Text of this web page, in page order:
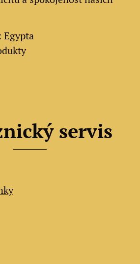
Egypta
servis